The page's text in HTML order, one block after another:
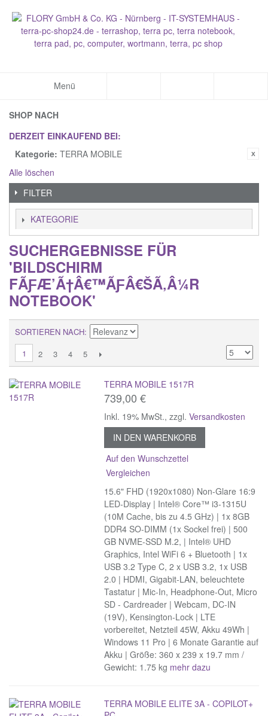
Menü
SHOP NACH
DERZEIT EINKAUFEND BEI:
Kategorie: TERRA MOBILE
Alle löschen
FILTER
KATEGORIE
SUCHERGEBNISSE FÜR
'BILDSCHIRM
FÃƑÆ’Ã†Â€™ÃƑÂ€ŠÃ‚Â¼R
NOTEBOOK'
SORTIEREN NACH
1
2 3 4 5
TERRA MOBILE 1517R
739,00 €
Inkl. 19% MwSt.,zzgl.Versandkosten
IN DEN WARENKORB
Auf den Wunschzettel
Vergleichen
15.6" FHD (1920x1080) Non-Glare 16:9
LED-Display | Intel® Core™ i3-1315U
(10M Cache, bis zu 4.5 GHz) | 1x 8GB
DDR4 SO-DIMM (1x Sockel frei) | 500
GB NVME-SSD M.2, | Intel® UHD
Graphics, Intel WiFi 6 + Bluetooth | 1x
USB 3.2 Type C, 2 x USB 3.2, 1x USB
2.0 | HDMI, Gigabit-LAN, beleuchtete
Tastatur | Mic-In, Headphone-Out, Micro
SD - Cardreader | Webcam, DC-IN
(19V), Kensington-Lock | LTE
vorbereitet, Netzteil 45W, Akku 49Wh |
Windows 11 Pro | 6 Monate Garantie auf
Akku | Größe: 360 x 239 x 19.7 mm /
Gewicht: 1.75 kg mehr dazu
TERRA MOBILE ELITE 3A - COPILOT+